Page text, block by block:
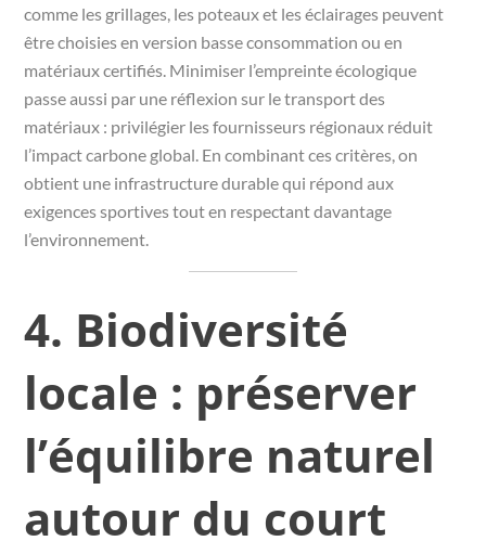
comme les grillages, les poteaux et les éclairages peuvent
être choisies en version basse consommation ou en
matériaux certifiés. Minimiser l’empreinte écologique
passe aussi par une réflexion sur le transport des
matériaux : privilégier les fournisseurs régionaux réduit
l’impact carbone global. En combinant ces critères, on
obtient une infrastructure durable qui répond aux
exigences sportives tout en respectant davantage
l’environnement.
4. Biodiversité
locale : préserver
l’équilibre naturel
autour du court